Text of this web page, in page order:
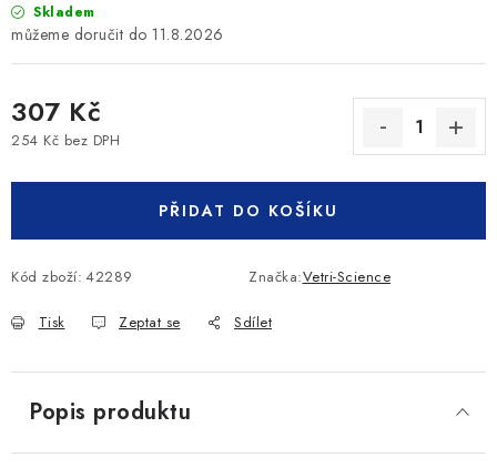
Skladem
11.8.2026
307 Kč
254 Kč bez DPH
PŘIDAT DO KOŠÍKU
Kód zboží: 42289 Značka:Vetri-Science
Tisk Zeptat se Sdílet
Popis produktu